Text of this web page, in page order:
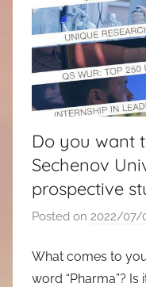
Do you want
Sechenov
prospective
Posted on 2022/07/
What comes to
word “Pharma”?